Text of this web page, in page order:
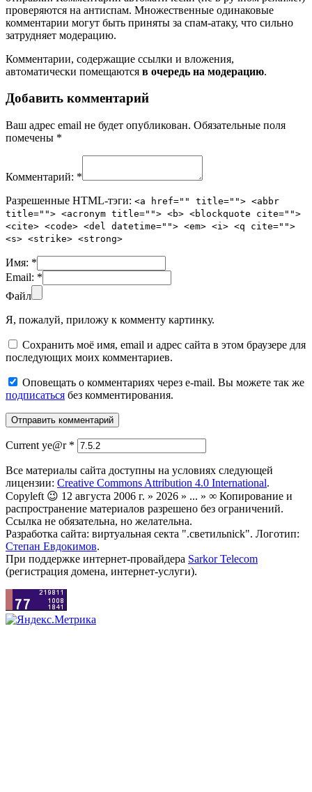
проверяются на антиспам. Множественные одинаковые
комментарии могут быть приняты за спам-атаку, что сильно
затрудняет модерацию.
Комментарии, содержащие ссылки и вложения,
автоматически помещаются в очередь на модерацию.
Добавить комментарий
Ваш адрес email не будет опубликован. Обязательные поля
помечены *
Комментарий: *
Разрешенные HTML-тэги: <a href="" title=""> <abbr
title=""> <acronym title=""> <b> <blockquote cite="">
<cite> <code> <del datetime=""> <em> <i> <q cite="">
<s> <strike> <strong>
Имя: *
Email: *
Файл
Я, пожалуй, приложу к комменту картинку.
Сохранить моё имя, email и адрес сайта в этом браузере для
последующих моих комментариев.
Оповещать о комментариях через e-mail. Вы можете так же
подписаться без комментирования.
Current ye@r *
Все материалы сайта доступны на условиях следующей
лицензии: Creative Commons Attribution 4.0 International.
Copyleft 😉 12 августа 2006 г. » 2026 » ... » ∞ Копирование и
распространение материалов разрешено без ограничений.
Ссылка не обязательна, но желательна.
Разработка сайта: виртуальная секта ".светильnick". Логотип:
Степан Евдокимов.
При поддержке интернет-провайдера Sarkor Telecom
(регистрация домена, интернет-услуги).